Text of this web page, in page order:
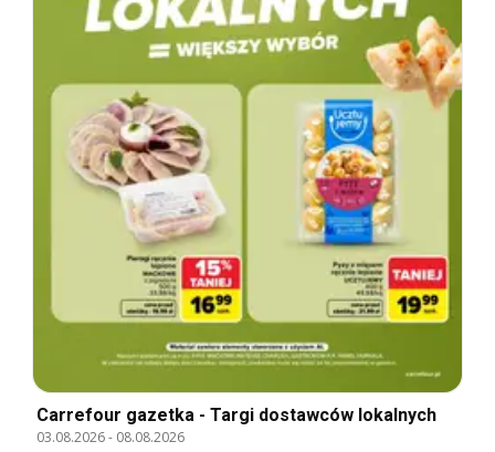
Carrefour gazetka - Targi dostawców lokalnych
03.08.2026- 08.08.2026